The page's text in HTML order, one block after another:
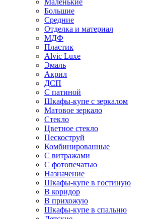
Маленькие
Большие
Средние
Отделка и материал
МДФ
Пластик
Alvic Luxe
Эмаль
Акрил
ДСП
С патиной
Шкафы-купе с зеркалом
Матовое зеркало
Стекло
Цветное стекло
Пескоструй
Комбинированные
С витражами
С фотопечатью
Назначение
Шкафы-купе в гостиную
В коридор
В прихожую
Шкафы-купе в спальню